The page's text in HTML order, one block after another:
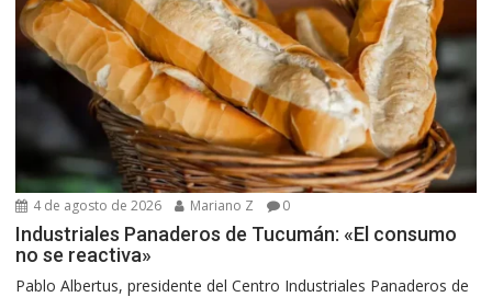
4 de agosto de 2026 Mariano Z 0
Industriales Panaderos de Tucumán: «El consumo
no se reactiva»
Pablo Albertus, presidente del Centro Industriales Panaderos de